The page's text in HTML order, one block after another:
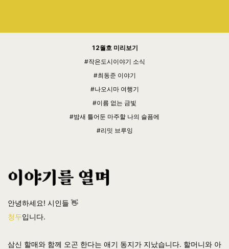
12월호 미리보기
#작은도시이야기 소식
#최동준 이야기
#나오시마 여행기
#이름 없는 금빛
#밤새 틀어둔 마주할 나의 슬픔에
#리밋 브루잉
안녕하세요! 시인들 👋
청두입니다.
삼신 할매와 함께 오곤 한다는 애기 동지가 지났습니다. 할머니와 아